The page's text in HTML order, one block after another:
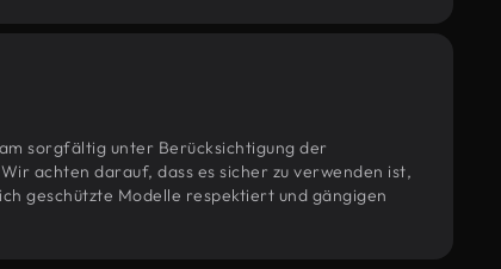
sorgfältig unter Berücksichtigung der
achten darauf, dass es sicher zu verwenden ist,
geschützte Modelle respektiert und gängigen